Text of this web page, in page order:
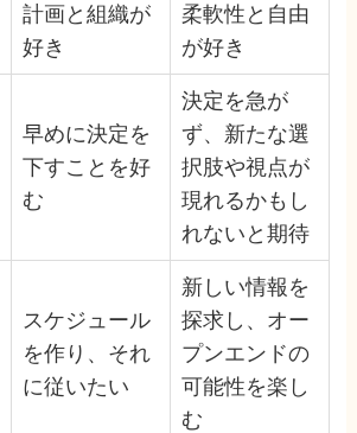
計画と組織が
好き
柔軟性と自由
が好き
早めに決定を
下すことを好
む
決定を急が
ず、新たな選
択肢や視点が
現れるかもし
れないと期待
スケジュール
を作り、それ
に従いたい
新しい情報を
探求し、オー
プンエンドの
可能性を楽し
む